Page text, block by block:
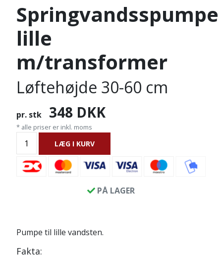
Springvandsspumpe
lille
m/transformer
Løftehøjde 30-60 cm
pr. stk 348 DKK
* alle priser er inkl. moms
LÆG I KURV
PÅ LAGER
Pumpe til lille vandsten.
Fakta: